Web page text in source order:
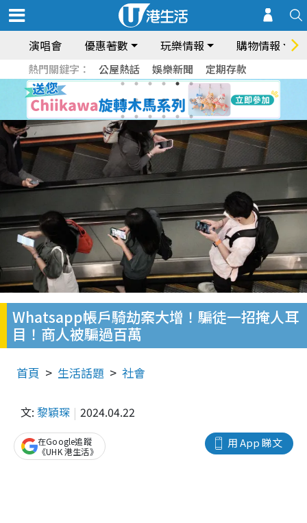
演唱會 優惠著數 玩樂情報 購物情報
熱門關鍵字： 公屋熱話 娛樂新聞 定期存款
Whatsapp帳戶騎劫案大增！騙徒一招掩人耳
目！商人被騙過百萬
首頁 生活話題 社會
文: 黎穎琛 2024.04.22
用 App 睇文
在Google追蹤
《UHK 港生活》